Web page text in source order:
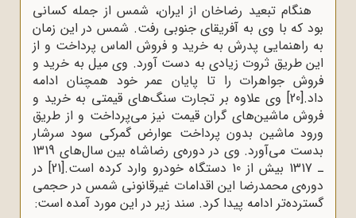
هنگام تبعید رضاخان از ایران، شمس از جمله کسانی
بود که با وی به آفریقای جنوبی رفت. شمس در این زمان
به راهنمایی پدرش به خرید و فروش الماس پرداخت و از
این طریق ثروت زیادی به دست آورد. وی میل به خرید و
فروش جواهرات را تا پایان عمر خود همچنان ادامه
داد.[20] وی علاوه بر تجارت سنگ‌های قیمتی به خرید و
فروش ماشین‌های گران قیمت نیز می‌پرداخت و از طریق
ورود ماشین بدون پرداخت عوارض گمرکی سود سرشار
بدست می‌آورد. وی در دوره‌ی رضاشاه بین سال‌های 1319
ـ 1317 بیش از 10 دستگاه خودرو وارد کرده است.
[21] در
دوره‌ی محمدرضا این اقدامات غیرقانونی شمس در حجمی
گسترده‌تر ادامه پیدا کرد. سند زیر در این مورد آمده است: